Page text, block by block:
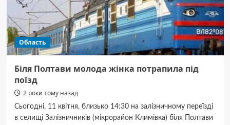
Область
Біля Полтави молода жінка потрапила під
поїзд
2 роки тому назад
Сьогодні, 11 квітня, близько 14:30 на залізничному переїзді
в селищі Залізничників (мікрорайон Климівка) біля Полтави